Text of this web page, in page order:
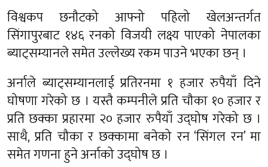
विश्वकप छनौटको आफ्नो पहिलो खेलअन्तर्गत
सिंगापुरबाट १४६ रनको विजयी लक्ष्य पाएको नेपालका
ब्याट्सम्यानले समेत उल्लेख्य रकम पाउने भएका छन् ।
अर्नाले ब्याट्सम्यानलाई प्रतिरनमा १ हजार रुपैयाँ दिने
घोषणा गरेको छ । यस्तै कम्पनीले प्रति चौका १० हजार र
प्रति छक्का प्रहारमा २० हजार रुपैयाँ उद्घोष गरेको छ ।
साथै, प्रति चौका र छक्कामा बनेको रन ‘सिंगल रन’ मा
समेत गणना हुने अर्नाको उद्घोष छ ।